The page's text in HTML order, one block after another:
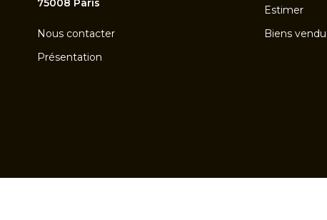
75008 Paris
Nous contacter
Présentation
Estimer
Biens